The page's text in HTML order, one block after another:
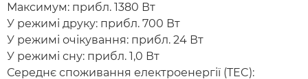
Максимум: прибл. 1380 Вт
У режимі друку: прибл. 700 Вт
У режимі очікування: прибл. 24 Вт
У режимі сну: прибл. 1,0 Вт
Середнє споживання електроенергії (TEC):